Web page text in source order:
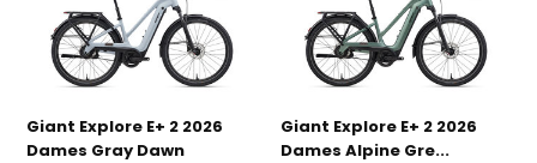
Giant Explore E+ 2 2026
Dames Gray Dawn
Giant Explore E+ 2 2026
Dames Alpine Gre...